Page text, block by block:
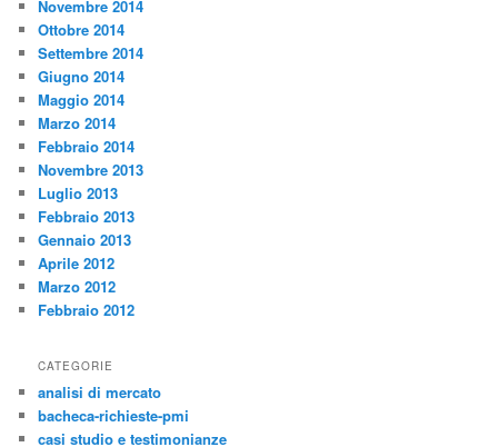
Novembre 2014
Ottobre 2014
Settembre 2014
Giugno 2014
Maggio 2014
Marzo 2014
Febbraio 2014
Novembre 2013
Luglio 2013
Febbraio 2013
Gennaio 2013
Aprile 2012
Marzo 2012
Febbraio 2012
CATEGORIE
analisi di mercato
bacheca-richieste-pmi
casi studio e testimonianze